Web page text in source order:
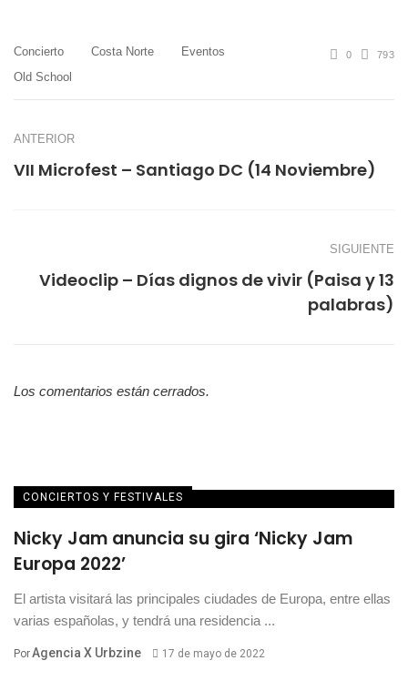
Concierto Costa Norte
Eventos
Old School
0 793
ANTERIOR
VII Microfest – Santiago DC (14 Noviembre)
SIGUIENTE
Videoclip – Días dignos de vivir (Paisa y 13
palabras)
Los comentarios están cerrados.
CONCIERTOS Y FESTIVALES
Nicky Jam anuncia su gira ‘Nicky Jam
Europa 2022’
El artista visitará las principales ciudades de Europa, entre ellas
varias españolas, y tendrá una residencia ...
PorAgencia X Urbzine 17 de mayo de 2022